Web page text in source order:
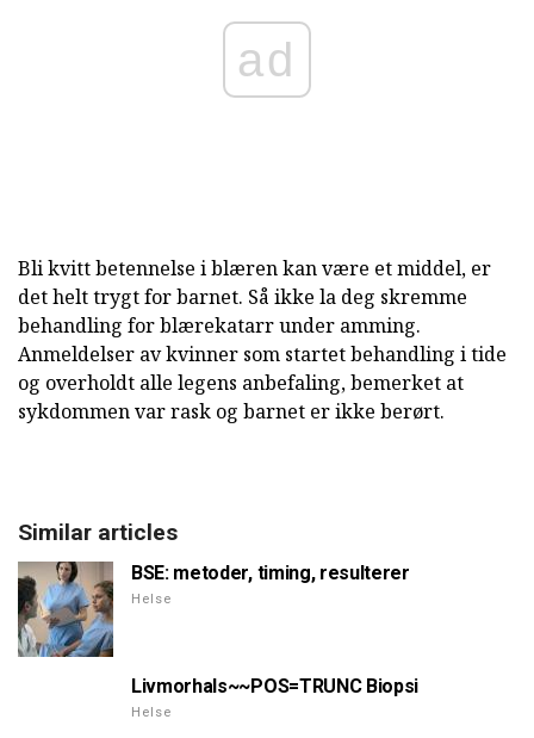
ad
Bli kvitt betennelse i blæren kan være et middel, er
det helt trygt for barnet. Så ikke la deg skremme
behandling for blærekatarr under amming.
Anmeldelser av kvinner som startet behandling i tide
og overholdt alle legens anbefaling, bemerket at
sykdommen var rask og barnet er ikke berørt.
Similar articles
BSE: metoder, timing, resulterer
Helse
Livmorhals~~POS=TRUNC Biopsi
Helse